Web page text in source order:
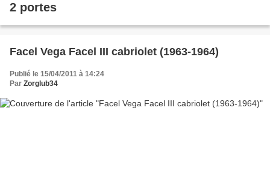
2 portes
Facel Vega Facel III cabriolet (1963-1964)
Publié le 15/04/2011 à 14:24
Par Zorglub34